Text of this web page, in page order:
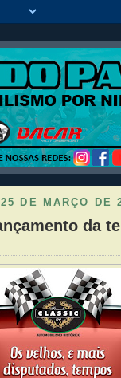
DE MARÇO DE
da